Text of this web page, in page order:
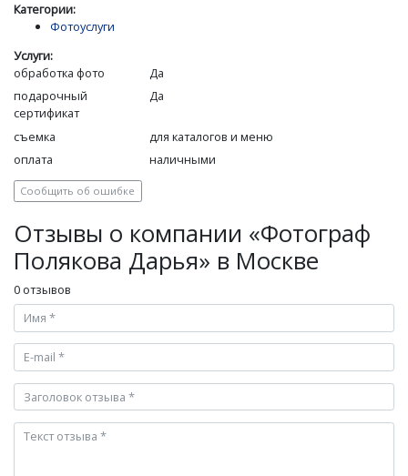
Категории:
Фотоуслуги
Услуги:
обработка фото
Да
подарочный
сертификат
Да
съемка
для каталогов и меню
оплата
наличными
Сообщить об ошибке
Отзывы о компании «Фотограф
Полякова Дарья» в Москве
0 отзывов